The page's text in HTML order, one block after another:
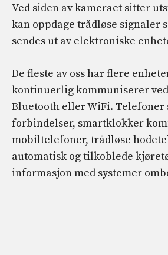
Ved siden av kameraet sitter
kan oppdage trådløse signaler
sendes ut av elektroniske
De fleste av oss har flere
kontinuerlig kommuniserer
Bluetooth eller WiFi. Telefoner
forbindelser, smartklokker
mobiltelefoner, trådløse
automatisk og tilkoblede
informasjon med systemer